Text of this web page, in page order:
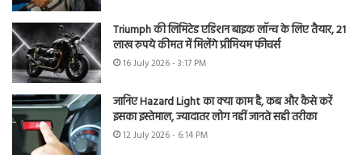
Triumph की लिमिटेड एडिशन बाइक लॉन्च के लिए तैयार, 21
लाख रुपये कीमत में मिलेंगे प्रीमियम फीचर्स
16 July 2026 - 3:17 PM
जानिए Hazard Light का क्या काम है, कब और कैसे करें
इसका इस्तेमाल, ज्यादातर लोग नहीं जानते सही तरीका
12 July 2026 - 6:14 PM